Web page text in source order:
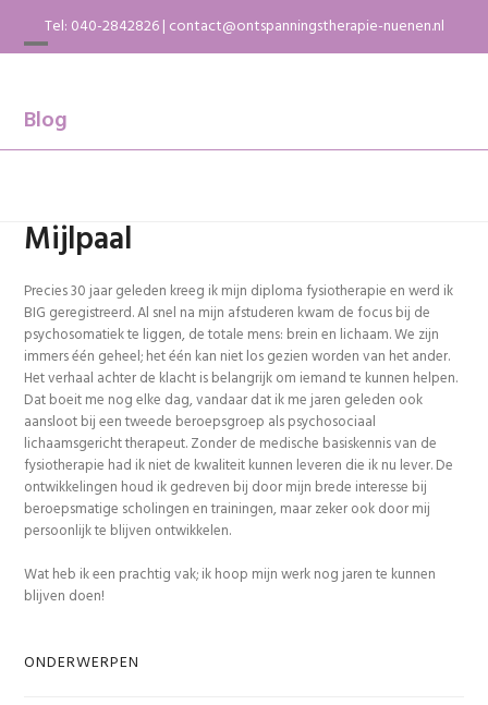
content
Tel: 040-2842826| contact@ontspanningstherapie-nuenen.nl
Open
menu
Close
menu
Blog
Mijlpaal
Precies 30 jaar geleden kreeg ik mijn diploma fysiotherapie en werd ik
BIG geregistreerd. Al snel na mijn afstuderen kwam de focus bij de
psychosomatiek te liggen, de totale mens: brein en lichaam. We zijn
immers één geheel; het één kan niet los gezien worden van het ander.
Het verhaal achter de klacht is belangrijk om iemand te kunnen helpen.
Dat boeit me nog elke dag, vandaar dat ik me jaren geleden ook
aansloot bij een tweede beroepsgroep als psychosociaal
lichaamsgericht therapeut. Zonder de medische basiskennis van de
fysiotherapie had ik niet de kwaliteit kunnen leveren die ik nu lever. De
ontwikkelingen houd ik gedreven bij door mijn brede interesse bij
beroepsmatige scholingen en trainingen, maar zeker ook door mij
persoonlijk te blijven ontwikkelen.
Wat heb ik een prachtig vak; ik hoop mijn werk nog jaren te kunnen
blijven doen!
ONDERWERPEN